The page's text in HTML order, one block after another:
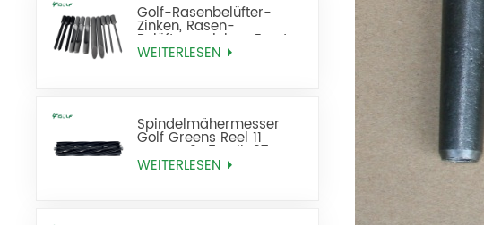
Golf-Rasenbelüfter-
Zinken, Rasen-
Belüftungszinken, Ersatz
WEITERLESEN
Spindelmähermesser
Golf Greens Reel 11
Messer 21x5 Zoll 137-
8512
WEITERLESEN